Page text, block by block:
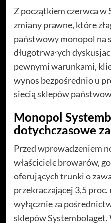
Z początkiem czerwca w
zmiany prawne, które
państwowy monopol na
długotrwałych
pewnymi warunkami,
wynos bezpośrednio u
siecią sklepów
Monopol
dotychczasowe
Przed wprowadzeniem
właściciele browarów,
oferujących trunki o
przekraczającej 3,5
wyłącznie za
sklepów Systembolaget.